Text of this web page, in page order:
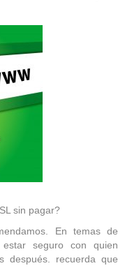
sin pagar?
En temas de
seguro con quien
después. recuerda que